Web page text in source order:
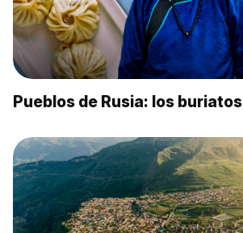
Pueblos de Rusia: los buriatos